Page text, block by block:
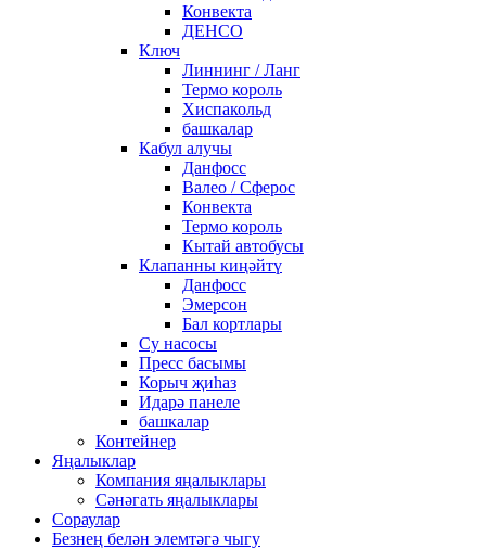
Конвекта
ДЕНСО
Ключ
Линнинг / Ланг
Термо король
Хиспакольд
башкалар
Кабул алучы
Данфосс
Валео / Сферос
Конвекта
Термо король
Кытай автобусы
Клапанны киңәйтү
Данфосс
Эмерсон
Бал кортлары
Су насосы
Пресс басымы
Корыч җиһаз
Идарә панеле
башкалар
Контейнер
Яңалыклар
Компания яңалыклары
Сәнәгать яңалыклары
Сораулар
Безнең белән элемтәгә чыгу